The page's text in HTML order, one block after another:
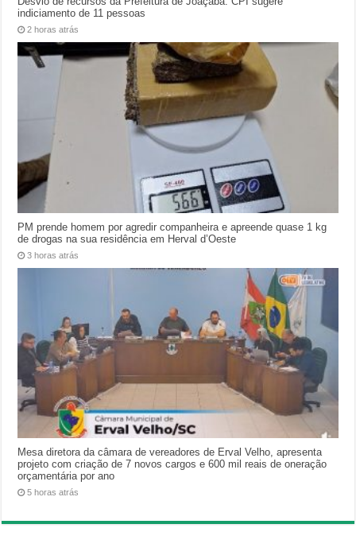
indiciamento de 11 pessoas
2 horas atrás
PM prende homem por agredir companheira e apreende quase 1 kg
de drogas na sua residência em Herval d’Oeste
3 horas atrás
Mesa diretora da câmara de vereadores de Erval Velho, apresenta
projeto com criação de 7 novos cargos e 600 mil reais de oneração
orçamentária por ano
5 horas atrás